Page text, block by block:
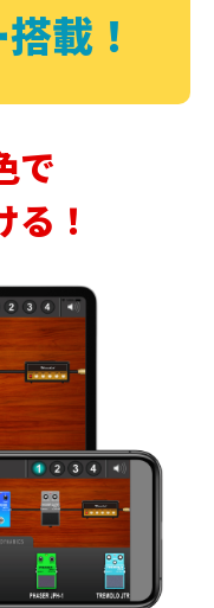
載！
で
！